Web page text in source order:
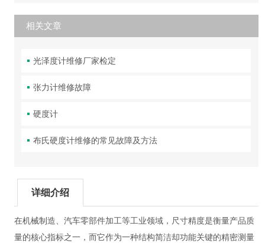
相关文章
光泽度计维修厂家检定
张力计维修故障
硬度计
布氏硬度计维修的常见故障及方法
详细介绍
在机械制造、汽车零部件加工等工业领域，尺寸精度是衡量产品质
量的核心指标之一，而它作为一种结构简洁却功能关键的精密测量